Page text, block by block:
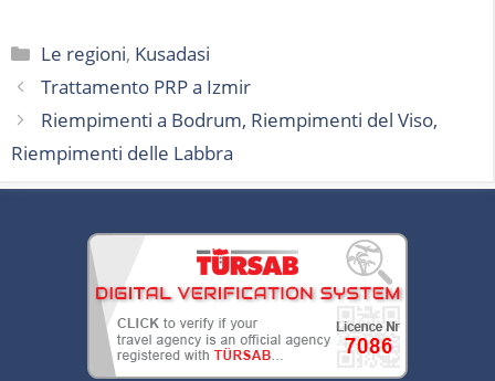
Categorie
Le regioni, Kusadasi
Trattamento PRP a Izmir
Riempimenti a Bodrum, Riempimenti del Viso,
Riempimenti delle Labbra